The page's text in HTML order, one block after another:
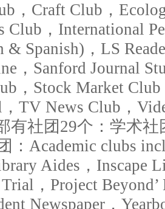
，Craft Club，
Club，International
& Spanish)，LS
，Sanford Journal
，Stock Market Club
TV News Club，
有社团29个：学术
：Academic clubs
Aides，Inscape
，Project
Newspaper，